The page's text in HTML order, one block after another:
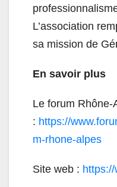
L’association
sa mission de
En savoir plus
Le forum Rhône-
: https://
m-rhone-alpes
Site web :